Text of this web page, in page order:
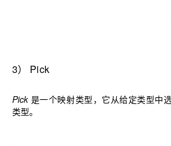
3） Pick
Pick 是一个映射类型，它从给定类型中
类型。